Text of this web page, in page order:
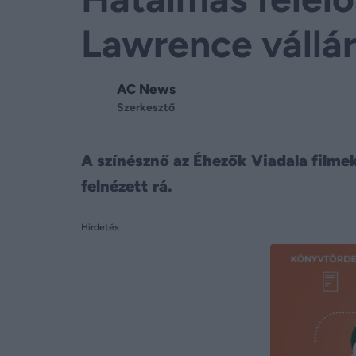
Lawrence
AC News
Szerkesztő
A színésznő az Éhezők Viadala
felnézett rá.
Hirdetés